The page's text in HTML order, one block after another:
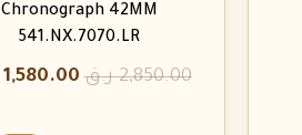
Chronograph 42MM
541.NX.7070.LR
2,850.00 ر.ق 1,580.00